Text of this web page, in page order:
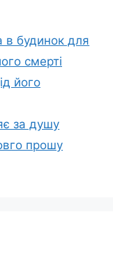
в будинок для
смерті
його
за душу
прошу